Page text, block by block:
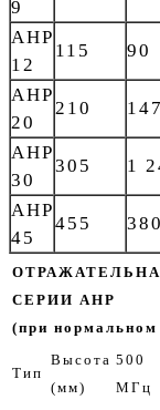
9
AHP
12
115 90
AHP
20
210 147
AHP
30
305 1
AHP
45
455 380
СЕРИИ AHP
(при нормальном
Тип
Высота
(мм)
500
МГц